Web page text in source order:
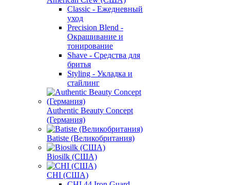
Classic - Ежедневный
уход
Precision Blend -
Окрашивание и
тонирование
Shave - Средства для
бритья
Styling - Укладка и
стайлинг
Authentic Beauty Concept
(Германия)
Batiste (Великобритания)
Biosilk (США)
CHI (США)